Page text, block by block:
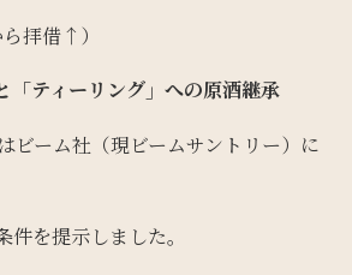
拝借↑）
「ティーリング」への原酒継承
ビーム社（現ビームサントリー）に
を提示しました。